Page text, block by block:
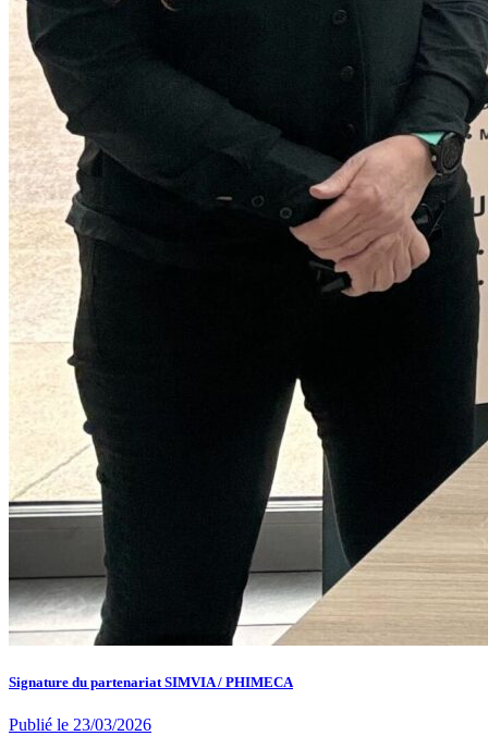
Signature du partenariat SIMVIA / PHIMECA
Publié le 23/03/2026